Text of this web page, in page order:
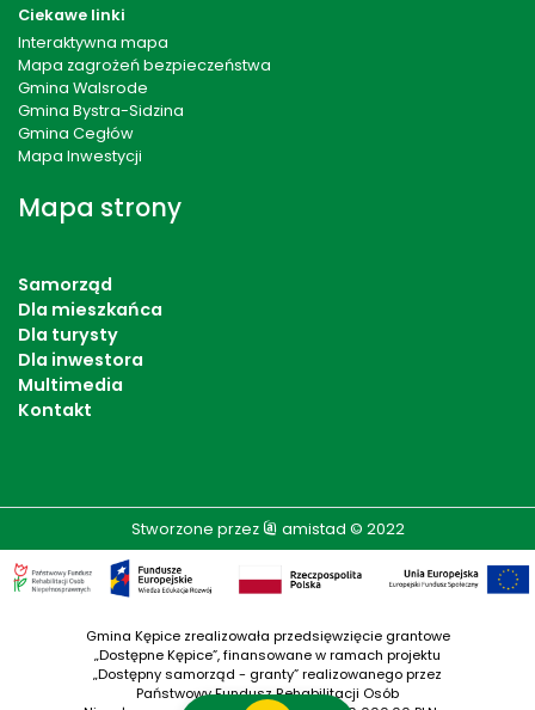
Ciekawe linki
Interaktywna mapa
Mapa zagrożeń bezpieczeństwa
Gmina Walsrode
Gmina Bystra-Sidzina
Gmina Cegłów
Mapa Inwestycji
Mapa strony
Samorząd
Dla mieszkańca
Dla turysty
Dla inwestora
Multimedia
Kontakt
Stworzone przez amistad © 2022
Gmina Kępice zrealizowała przedsięwzięcie grantowe
„Dostępne Kępice”, finansowane w ramach projektu
„Dostępny samorząd - granty” realizowanego przez
Państwowy Fundusz Rehabilitacji Osób